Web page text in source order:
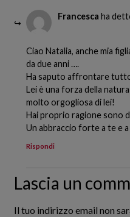
Francesca ha
Ciao Natalia, anche mia
da due anni ….
Ha saputo affrontare
Lei è una forza della
molto orgogliosa di lei!
Hai proprio ragione sono
Un abbraccio forte a te e
Rispondi
Lascia un
Il tuo indirizzo email non